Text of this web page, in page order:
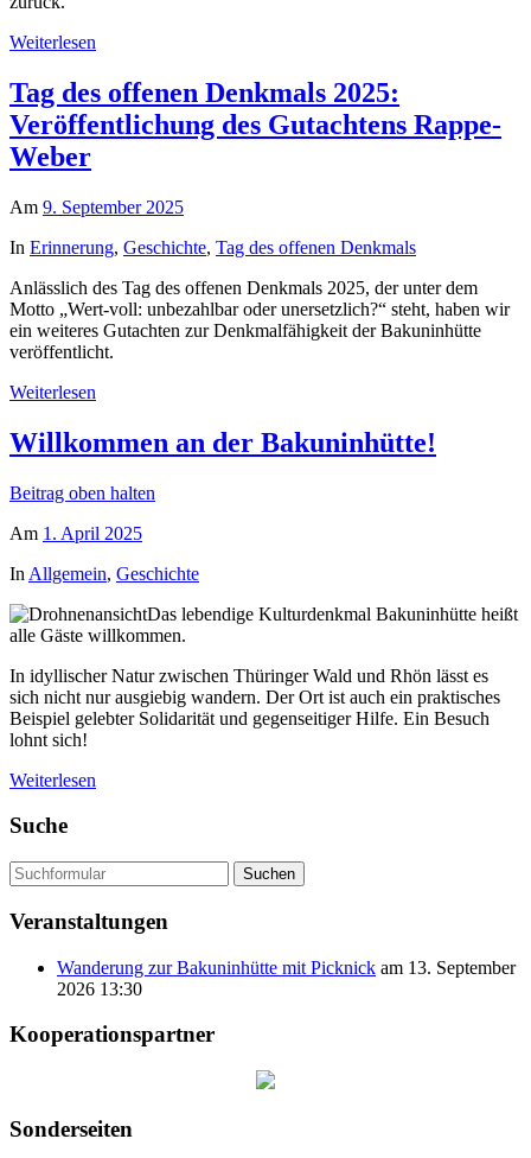
Weiterlesen
Tag des offenen Denkmals 2025:
Veröffentlichung des Gutachtens Rappe-
Weber
Am 9. September 2025
In Erinnerung, Geschichte, Tag des offenen Denkmals
Anlässlich des Tag des offenen Denkmals 2025, der unter dem
Motto „Wert-voll: unbezahlbar oder unersetzlich?“ steht, haben wir
ein weiteres Gutachten zur Denkmalfähigkeit der Bakuninhütte
veröffentlicht.
Weiterlesen
Willkommen an der Bakuninhütte!
Beitrag oben halten
Am 1. April 2025
In Allgemein, Geschichte
Das lebendige Kulturdenkmal Bakuninhütte heißt
alle Gäste willkommen.
In idyllischer Natur zwischen Thüringer Wald und Rhön lässt es
sich nicht nur ausgiebig wandern. Der Ort ist auch ein praktisches
Beispiel gelebter Solidarität und gegenseitiger Hilfe. Ein Besuch
lohnt sich!
Weiterlesen
Suche
Suchen
Veranstaltungen
Wanderung zur Bakuninhütte mit Picknick am 13. September
2026 13:30
Kooperationspartner
Sonderseiten